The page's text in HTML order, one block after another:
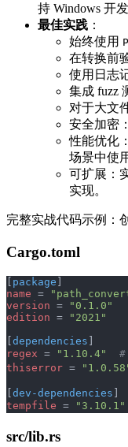
持 Windows 开
最佳实践 ：
始终使用
在转换前
使用日志
集成 fuzz
对于大文
安全加密
性能优化
场景中使
可扩展：
实现。
完整实战代码示例：
Cargo.toml
package
name =
version =
"0.1.0"
edition =
"2021"
dependencies
regex = "1.10.4"
#
thiserror =
dev-dependencies
tempfile = "3.10.1"
src/lib.rs